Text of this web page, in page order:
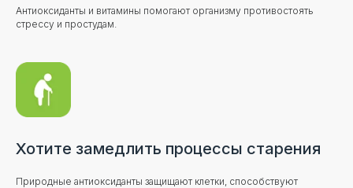
Антиоксиданты и витамины помогают организму противостоять
стрессу и простудам.
Хотите замедлить процессы старения
Природные антиоксиданты защищают клетки, способствуют
Ваши отзывы говорят
сами за себя
в Kaspi